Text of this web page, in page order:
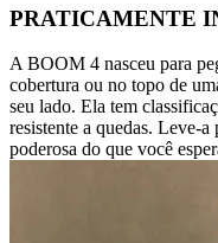
PRATICAMENTE
A BOOM 4 nasceu para
cobertura ou no topo de
seu lado. Ela tem
resistente a quedas. Leve-
poderosa do que você